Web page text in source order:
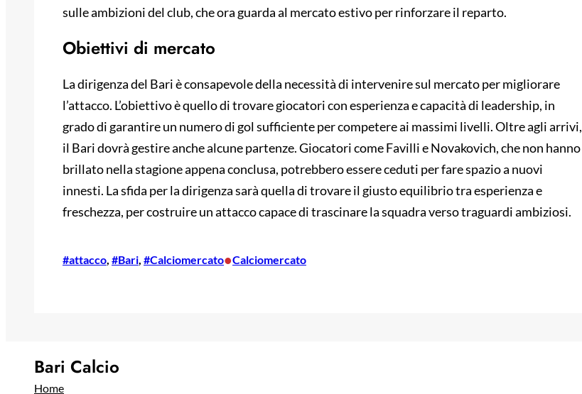
sulle ambizioni del club, che ora guarda al mercato estivo per rinforzare il reparto.
Obiettivi di mercato
La dirigenza del Bari è consapevole della necessità di intervenire sul mercato per migliorare
l’attacco. L’obiettivo è quello di trovare giocatori con esperienza e capacità di leadership, in
grado di garantire un numero di gol sufficiente per competere ai massimi livelli. Oltre agli arrivi,
il Bari dovrà gestire anche alcune partenze. Giocatori come Favilli e Novakovich, che non hanno
brillato nella stagione appena conclusa, potrebbero essere ceduti per fare spazio a nuovi
innesti. La sfida per la dirigenza sarà quella di trovare il giusto equilibrio tra esperienza e
freschezza, per costruire un attacco capace di trascinare la squadra verso traguardi ambiziosi.
#attacco, #Bari, #Calciomercato•Calciomercato
Bari Calcio
Home